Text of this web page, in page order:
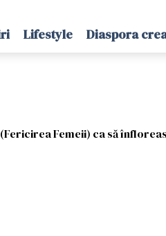
Lifestyle Diaspora
Femeii) ca să